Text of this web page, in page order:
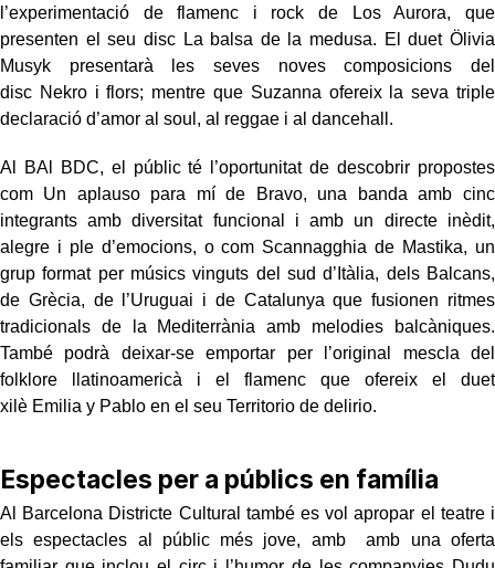
l’experimentació de flamenc i rock de Los Aurora, que
presenten el seu disc La balsa de la medusa. El duet Ölivia
Musyk presentarà les seves noves composicions del
disc Nekro i flors; mentre que Suzanna ofereix la seva triple
declaració d’amor al soul, al reggae i al dancehall.
Al BAl BDC, el públic té l’oportunitat de descobrir propostes
com Un aplauso para mí de Bravo, una banda amb cinc
integrants amb diversitat funcional i amb un directe inèdit,
alegre i ple d’emocions, o com Scannagghia de Mastika, un
grup format per músics vinguts del sud d’Itàlia, dels Balcans,
de Grècia, de l’Uruguai i de Catalunya que fusionen ritmes
tradicionals de la Mediterrània amb melodies balcàniques.
També podrà deixar-se emportar per l’original mescla del
folklore llatinoamericà i el flamenc que ofereix el duet
xilè Emilia y Pablo en el seu Territorio de delirio.
Espectacles per a públics en família
Al Barcelona Districte Cultural també es vol apropar el teatre i
els espectacles al públic més jove, amb amb una oferta